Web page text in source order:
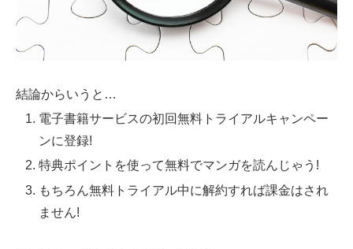
結論からいうと…
電子書籍サービスの初回無料トライアルキャンペー
ンに登録!
特典ポイントを使って無料でマンガを読んじゃう!
もちろん無料トライアル中に解約すれば課金はされ
ません!